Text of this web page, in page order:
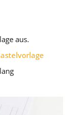
aus.